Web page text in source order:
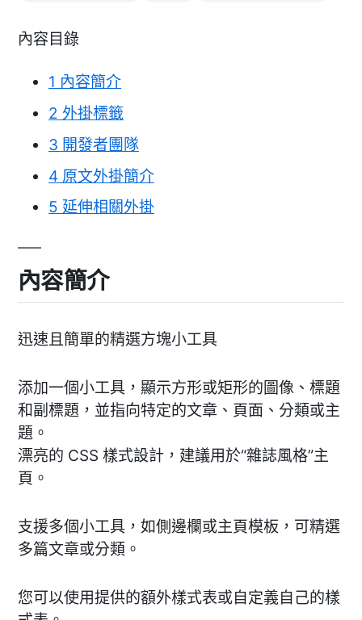
內容目錄
1 內容簡介
2 外掛標籤
3 開發者團隊
4 原文外掛簡介
5 延伸相關外掛
內容簡介
迅速且簡單的精選方塊小工具
添加一個小工具，顯示方形或矩形的圖像、標題
和副標題，並指向特定的文章、頁面、分類或主
題。
漂亮的 CSS 樣式設計，建議用於“雜誌風格”主
頁。
支援多個小工具，如側邊欄或主頁模板，可精選
多篇文章或分類。
您可以使用提供的額外樣式表或自定義自己的樣